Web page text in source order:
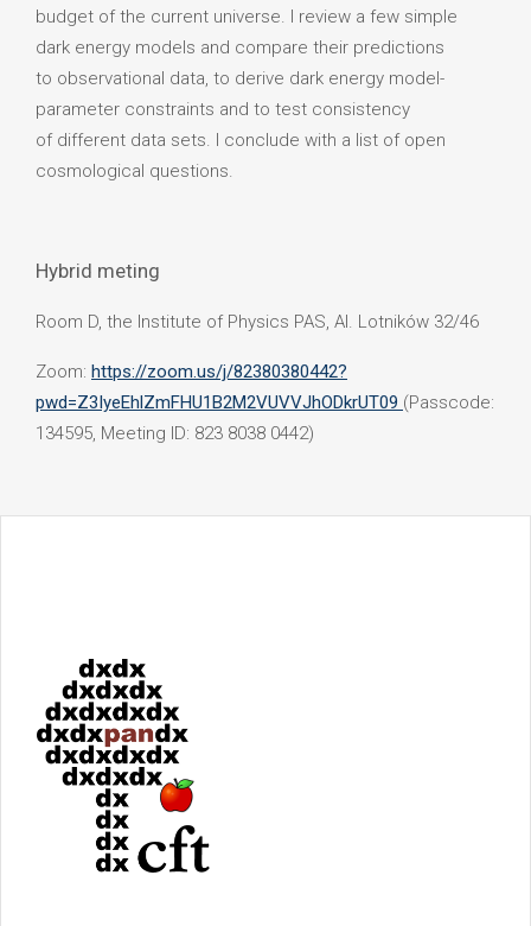
budget of the current universe. I review a few simple
dark energy models and compare their predictions
to observational data, to derive dark energy model-
parameter constraints and to test consistency
of different data sets. I conclude with a list of open
cosmological questions.
Hybrid meting
Room D, the Institute of Physics PAS, Al. Lotników 32/46
Zoom: https://zoom.us/j/82380380442?
pwd=Z3IyeEhlZmFHU1B2M2VUVVJhODkrUT09 (Passcode:
134595, Meeting ID: 823 8038 0442)